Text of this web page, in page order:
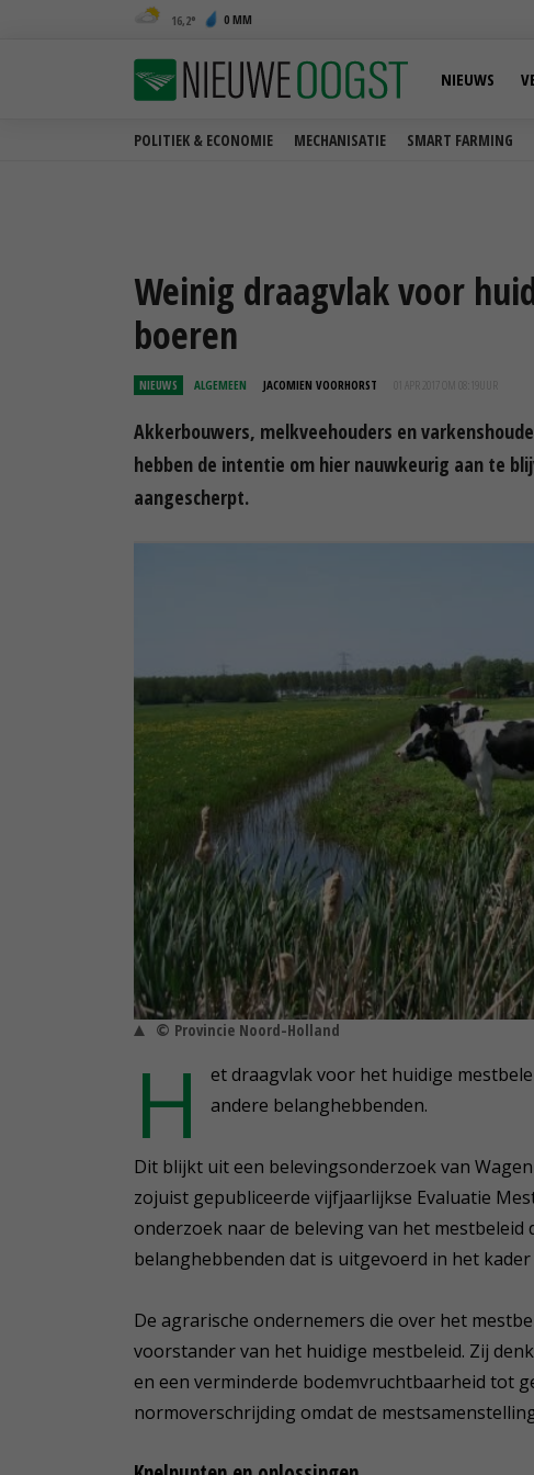
16,2 0 MM
POLITIEK & ECONOMIE MECHANISATIE SMART FARMING
NIEUWS
Weinig draagvlak voor
boeren
NIEUWS ALGEMEEN JACOMIEN VOORHORST 01 APR 2017 OM 08:19
Akkerbouwers, melkveehouders en
hebben de intentie om hier nauwkeurig aan te
aangescherpt.
© Provincie Noord-Holland
H
et draagvlak voor het huidige
andere belanghebbenden.
Dit blijkt uit een belevingsonderzoek van
zojuist gepubliceerde vijfjaarlijkse Evaluatie
onderzoek naar de beleving van het
belanghebbenden dat is uitgevoerd in het
De agrarische ondernemers die over het
voorstander van het huidige mestbeleid. Zij
en een verminderde bodemvruchtbaarheid tot
normoverschrijding omdat de